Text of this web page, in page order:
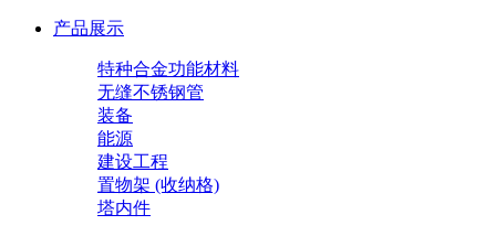
产品展示
特种合金功能材料
无缝不锈钢管
装备
能源
建设工程
置物架 (收纳格)
塔内件